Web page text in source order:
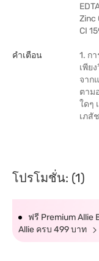
Zinc
CI
คำเตือน
1. ก
เพีย
จาก
ตาม
ใดๆ
เภสั
โปรโมชั่น: (1)
ฟรี Premium Allie
Allie ครบ 499 บาท